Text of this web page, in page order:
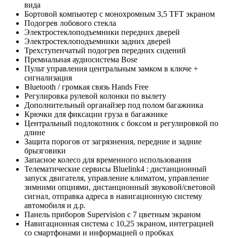
вида
Бортовой компьютер с монохромным 3,5 TFT экраном
Подогрев лобового стекла
Электростеклоподъемники передних дверей
Электростеклоподъемники задних дверей
Трехступенчатый подогрев передних сидений
Премиальная аудиосистема Bose
Пульт управления центральным замком в ключе +
сигнализация
Bluetooth / громкая связь Hands Free
Регулировка рулевой колонки по вылету
Дополнительный органайзер под полом багажника
Крючки для фиксации груза в багажнике
Центральный подлокотник с боксом и регулировкой по
длине
Защита порогов от загрязнения, передние и задние
брызговики
Запасное колесо для временного использования
Телематические сервисы Bluelink4 : дистанционный
запуск двигателя, управление климатом, управление
зимними опциями, дистанционный звуковой/световой
сигнал, отправка адреса в навигационную систему
автомобиля и д.р.
Панель приборов Supervision с 7 цветным экраном
Навигационная система с 10,25 экраном, интеграцией
со смартфонами и информацией о пробках